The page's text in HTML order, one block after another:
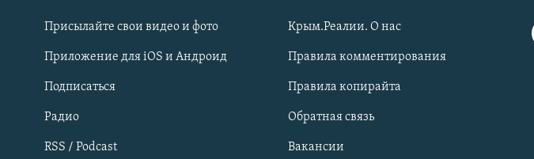
Українською
Qırımtatar
ПРИСОЕДИНЯЙТЕСЬ!
Присылайте свои видео и фото
Приложение для iOS и Андроид
Подписаться
Радио
RSS / Podcast
Крым.Реалии. О нас
Правила комментирования
Правила копирайта
Обратная связь
Вакансии